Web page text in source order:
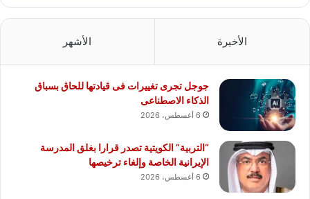
الأخيرة الأشهر
جوجل تجرى تغييرات فى قيادتها للحاق بسباق
الذكاء الاصطناعى
6 أغسطس، 2026
“التربية” الكويتية تصدر قرارا بغلق المدرسة
الإيرانية الخاصة وإلغاء ترخيصها
6 أغسطس، 2026